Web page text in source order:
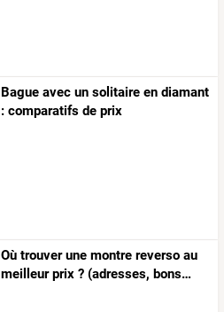
Bague avec un solitaire en diamant
: comparatifs de prix
Où trouverune montre reverso au
meilleurprix ? (adresses, bons…